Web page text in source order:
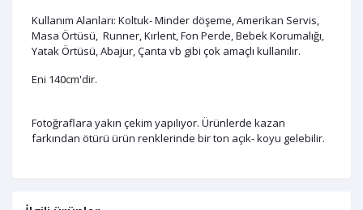
Kullanım Alanları: Koltuk- Minder döşeme, Amerikan Servis,
Masa Örtüsü, Runner, Kırlent, Fon Perde, Bebek Korumalığı,
Yatak Örtüsü, Abajur, Çanta vb gibi çok amaçlı kullanılır.
Eni 140cm'dir.
Fotoğraflara yakın çekim yapılıyor. Ürünlerde kazan
farkından ötürü ürün renklerinde bir ton açık- koyu gelebilir.